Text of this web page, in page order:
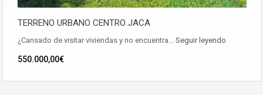
TERRENO URBANO CENTRO JACA
¿Cansado de visitar viviendas y no encuentra… Seguir leyendo
550.000,00€